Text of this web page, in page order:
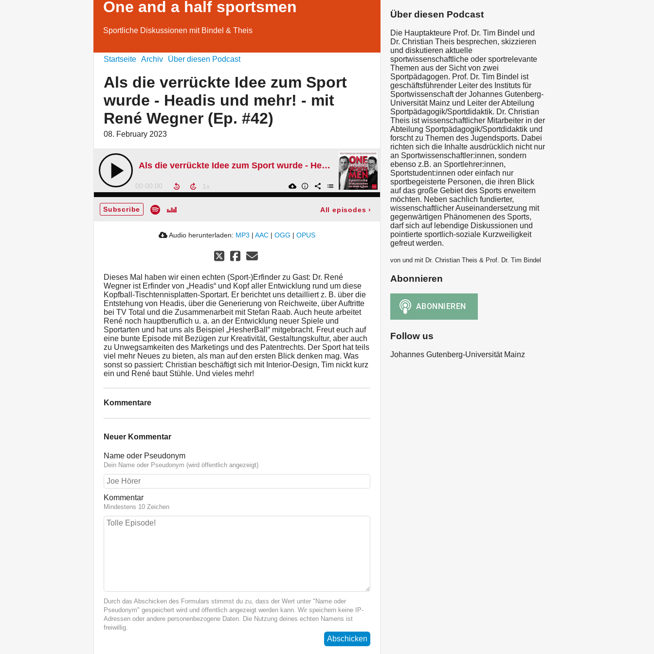
One and a half sportsmen
Sportliche Diskussionen mit Bindel & Theis
Startseite Archiv Über diesen Podcast
Als die verrückte Idee zum Sport
wurde - Headis und mehr! - mit
René Wegner (Ep. #42)
08. February 2023
Als die verrückte Idee zum Sport wurde - Headis und mehr! - mit René Wegner (Ep. #42)
00:00:00
Subscribe All episodes ›
Audio herunterladen: MP3 | AAC | OGG | OPUS
Dieses Mal haben wir einen echten (Sport-)Erfinder zu Gast: Dr. René
Wegner ist Erfinder von „Headis“ und Kopf aller Entwicklung rund um diese
Kopfball-Tischtennisplatten-Sportart. Er berichtet uns detailliert z. B. über die
Entstehung von Headis, über die Generierung von Reichweite, über Auftritte
bei TV Total und die Zusammenarbeit mit Stefan Raab. Auch heute arbeitet
René noch hauptberuflich u. a. an der Entwicklung neuer Spiele und
Sportarten und hat uns als Beispiel „HesherBall“ mitgebracht. Freut euch auf
eine bunte Episode mit Bezügen zur Kreativität, Gestaltungskultur, aber auch
zu Unwegsamkeiten des Marketings und des Patentrechts. Der Sport hat teils
viel mehr Neues zu bieten, als man auf den ersten Blick denken mag. Was
sonst so passiert: Christian beschäftigt sich mit Interior-Design, Tim nickt kurz
ein und René baut Stühle. Und vieles mehr!
Kommentare
Neuer Kommentar
Name oder Pseudonym
Dein Name oder Pseudonym (wird öffentlich angezeigt)
Kommentar
Mindestens 10 Zeichen
Durch das Abschicken des Formulars stimmst du zu, dass der Wert unter "Name oder
Pseudonym" gespeichert wird und öffentlich angezeigt werden kann. Wir speichern keine IP-
Adressen oder andere personenbezogene Daten. Die Nutzung deines echten Namens ist
freiwillig.
Abschicken
Über diesen Podcast
Die Hauptakteure Prof. Dr. Tim Bindel und
Dr. Christian Theis besprechen, skizzieren
und diskutieren aktuelle
sportwissenschaftliche oder sportrelevante
Themen aus der Sicht von zwei
Sportpädagogen. Prof. Dr. Tim Bindel ist
geschäftsführender Leiter des Instituts für
Sportwissenschaft der Johannes Gutenberg-
Universität Mainz und Leiter der Abteilung
Sportpädagogik/Sportdidaktik. Dr. Christian
Theis ist wissenschaftlicher Mitarbeiter in der
Abteilung Sportpädagogik/Sportdidaktik und
forscht zu Themen des Jugendsports. Dabei
richten sich die Inhalte ausdrücklich nicht nur
an Sportwissenschaftler:innen, sondern
ebenso z.B. an Sportlehrer:innen,
Sportstudent:innen oder einfach nur
sportbegeisterte Personen, die ihren Blick
auf das große Gebiet des Sports erweitern
möchten. Neben sachlich fundierter,
wissenschaftlicher Auseinandersetzung mit
gegenwärtigen Phänomenen des Sports,
darf sich auf lebendige Diskussionen und
pointierte sportlich-soziale Kurzweiligkeit
gefreut werden.
von und mit Dr. Christian Theis & Prof. Dr. Tim Bindel
Abonnieren
Follow us
Johannes Gutenberg-Universität Mainz